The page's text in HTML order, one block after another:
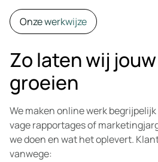
Onze werkwijze
Zo laten wij
groeien
We maken online werk
vage rapportages of
we doen en wat het oplevert.
vanwege: